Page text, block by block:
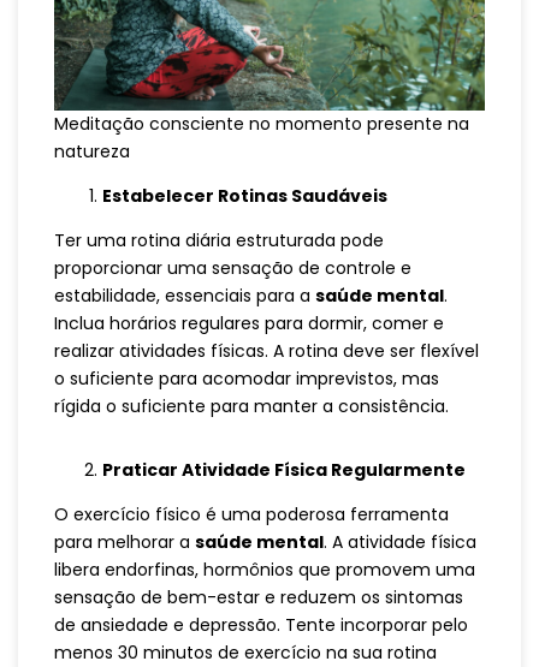
Meditação consciente no momento presente na
natureza
Estabelecer Rotinas Saudáveis
Ter uma rotina diária estruturada pode
proporcionar uma sensação de controle e
estabilidade, essenciais para a saúde mental.
Inclua horários regulares para dormir, comer e
realizar atividades físicas. A rotina deve ser flexível
o suficiente para acomodar imprevistos, mas
rígida o suficiente para manter a consistência.
Praticar Atividade Física Regularmente
O exercício físico é uma poderosa ferramenta
para melhorar a saúde mental. A atividade física
libera endorfinas, hormônios que promovem uma
sensação de bem-estar e reduzem os sintomas
de ansiedade e depressão. Tente incorporar pelo
menos 30 minutos de exercício na sua rotina